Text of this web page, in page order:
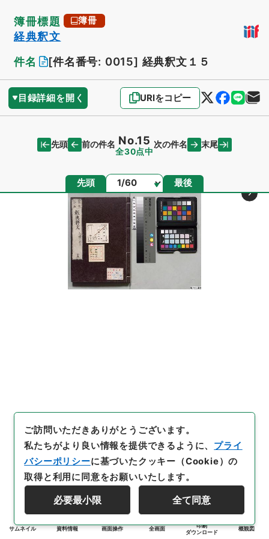
簿冊標題 簿冊
経典釈文
件名
[件名番号: 0015] 経典釈文１５
目録詳細を開く URIをコピー
先頭 前の件名 No.15
全30点中
次の件名 末尾
先頭 ページ 最後
サムネイル 資料情報 画面操作 全画面
印刷
ダウンロード
概観図
ご訪問いただきありがとうございます。
私たちがより良い情報を提供できるように、 プライ
バシーポリシーに基づいたクッキー（Cookie）の
取得と利用に同意をお願いいたします。
必要最小限 全て同意